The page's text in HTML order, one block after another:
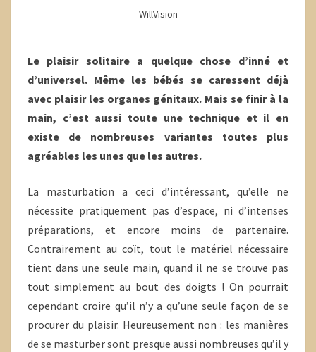
WillVision
Le plaisir solitaire a quelque chose d’inné et
d’universel. Même les bébés se caressent déjà
avec plaisir les organes génitaux. Mais se finir à la
main, c’est aussi toute une technique et il en
existe de nombreuses variantes toutes plus
agréables les unes que les autres.
La masturbation a ceci d’intéressant, qu’elle ne
nécessite pratiquement pas d’espace, ni d’intenses
préparations, et encore moins de partenaire.
Contrairement au coït, tout le matériel nécessaire
tient dans une seule main, quand il ne se trouve pas
tout simplement au bout des doigts ! On pourrait
cependant croire qu’il n’y a qu’une seule façon de se
procurer du plaisir. Heureusement non : les manières
de se masturber sont presque aussi nombreuses qu’il y